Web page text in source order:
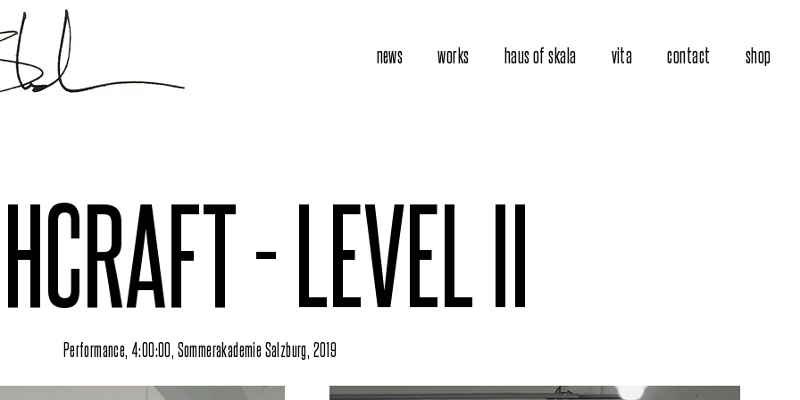
news works haus of skala vita contact shop
- LEVEL II
Performance, 4:00:00, Sommerakademie Salzburg, 2019